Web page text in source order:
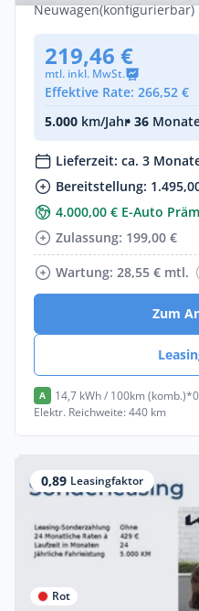
Neuwagen(konfigurierbar)
219,46 €
mtl. inkl. MwSt.
Effektive Rate: 266,52 €
5.000 km/Jahr• 36
Lieferzeit: ca. 3
Bereitstellung:
4.000,00 € E-Auto
Zulassung: 199,00 €
Wartung: 28,55 € mtl.
Zum
A 14,7 kWh / 100km (komb.)*
Elektr. Reichweite: 440 km
0,89 Leasingfaktor
Rot